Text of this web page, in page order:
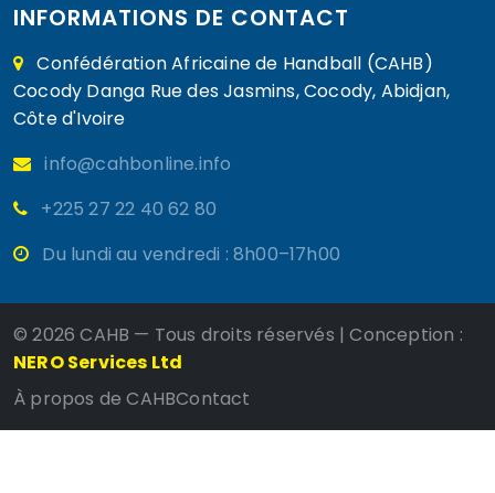
INFORMATIONS DE CONTACT
Confédération Africaine de Handball (CAHB)
Cocody Danga Rue des Jasmins, Cocody, Abidjan,
Côte d'Ivoire
info@cahbonline.info
+225 27 22 40 62 80
Du lundi au vendredi : 8h00–17h00
©2026 CAHB — Tous droits réservés | Conception :
NERO Services Ltd
À propos de CAHBContact